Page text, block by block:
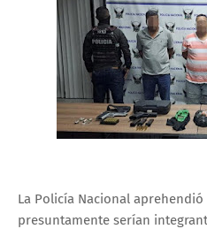
La Policía Nacional
presuntamente serían